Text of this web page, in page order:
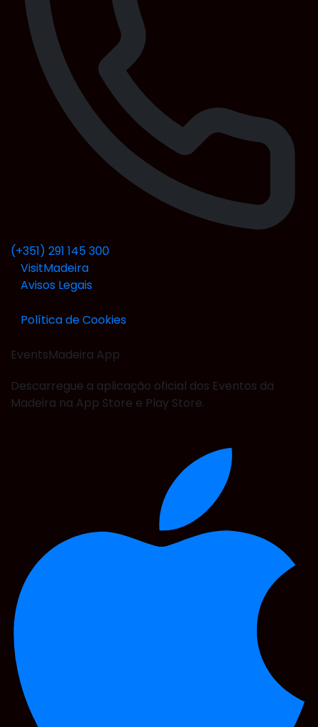
(+351) 291 145 300
VisitMadeira
Avisos Legais
Política de Cookies
EventsMadeira App
Descarregue a aplicação oficial dos Eventos da
Madeira na App Store e Play Store.